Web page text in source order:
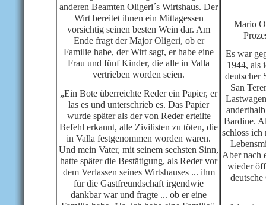
anderen Beamten Oligeri´s Wirtshaus. Der
Wirt bereitet ihnen ein Mittagessen
vorsichtig seinen besten Wein dar. Am
Ende fragt der Major Oligeri, ob er
Familie habe, der Wirt sagt, er habe eine
Frau und fünf Kinder, die alle in Valla
vertrieben worden seien.
„Ein Bote überreichte Reder ein Papier, er
las es und unterschrieb es. Das Papier
wurde später als der von Reder erteilte
Befehl erkannt, alle Zivilisten zu töten, die
in Valla festgenommen worden waren.
Und mein Vater, mit seinem sechsten Sinn,
hatte später die Bestätigung, als Reder vor
dem Verlassen seines Wirtshauses ... ihm
für die Gastfreundschaft irgendwie
dankbar war und fragte ... ob er eine
Mario
Es war
1944, als
deutscher
San
Bardine.
schloss ich
Aber nach
wieder